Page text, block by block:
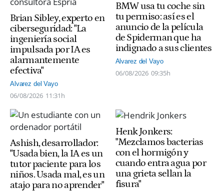
Brian Sibley, experto en
ciberseguridad: "La
ingeniería social
impulsada por IA es
alarmantemente
efectiva"
Alvarez del Vayo
06/08/2026 11:31h
BMW usa tu coche sin
tu permiso: así es el
anuncio de la película
de Spiderman que ha
indignado a sus clientes
Alvarez del Vayo
06/08/2026 09:35h
Ashish, desarrollador:
"Usada bien, la IA es un
tutor paciente para los
niños. Usada mal, es un
atajo para no aprender"
Henk Jonkers:
"Mezclamos bacterias
con el hormigón y
cuando entra agua por
una grieta sellan la
fisura"